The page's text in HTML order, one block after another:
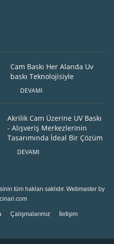
Cam Baskı Her Alanda Uv
baskı Teknolojisiyle
DEVAMI
Akrilik Cam Üzerine UV Baskı
- Alışveriş Merkezlerinin
Tasarımında İdeal Bir Çözüm
DEVAMI
tüm hakları saklıdır. Webmaster by
Çalışmalarımız İletişim